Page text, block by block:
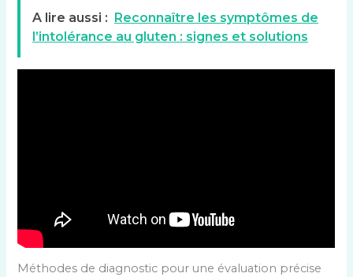
A lire aussi : Reconnaître les symptômes de
l’intolérance au gluten : signes et solutions
Méthodes de diagnostic pour une évaluation précise